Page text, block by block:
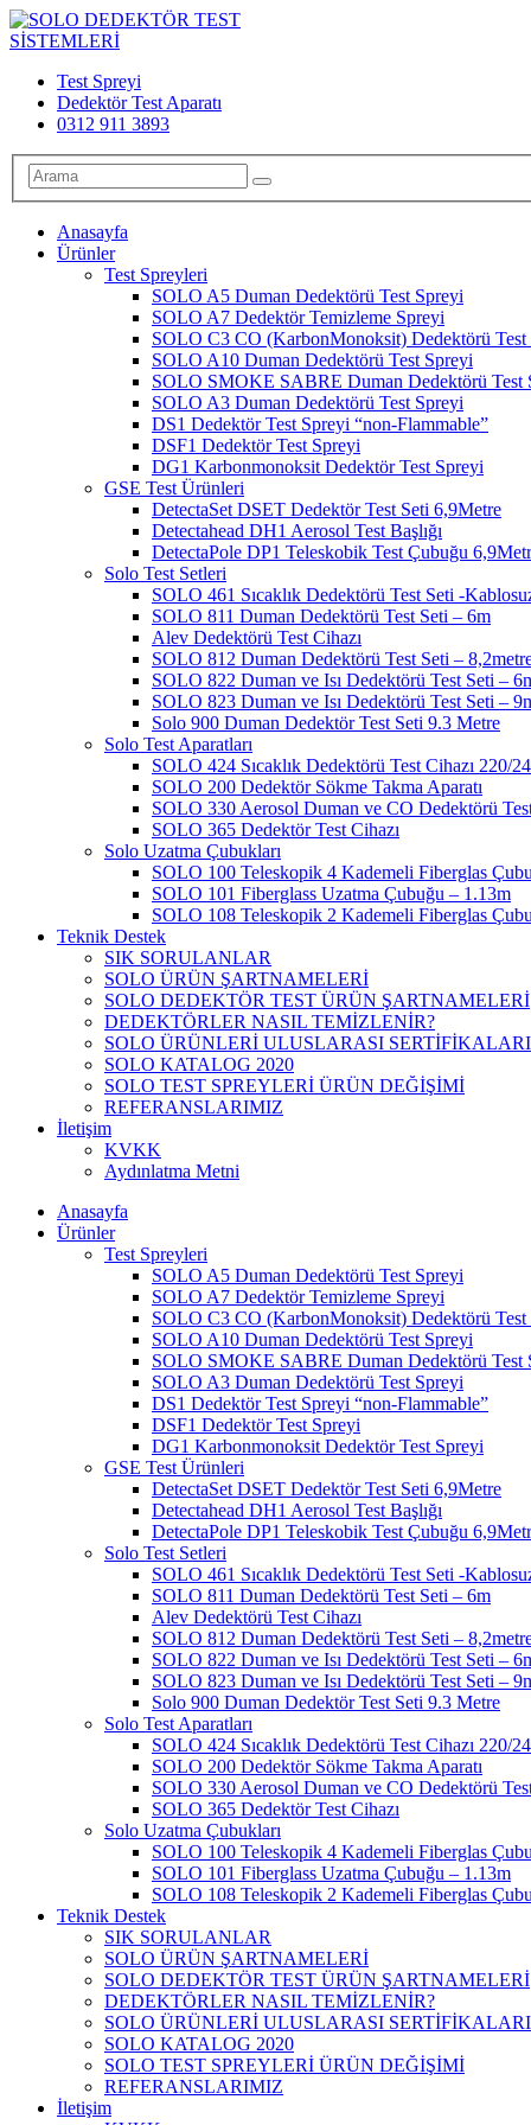
Test Spreyi
Dedektör Test Aparatı
0312 911 3893
Anasayfa
Ürünler
Test Spreyleri
SOLO A5 Duman Dedektörü Test Spreyi
SOLO A7 Dedektör Temizleme Spreyi
SOLO C3 CO (KarbonMonoksit) Dedektörü Test
SOLO A10 Duman Dedektörü Test Spreyi
SOLO SMOKE SABRE Duman Dedektörü Test
SOLO A3 Duman Dedektörü Test Spreyi
DS1 Dedektör Test Spreyi “non-Flammable”
DSF1 Dedektör Test Spreyi
DG1 Karbonmonoksit Dedektör Test Spreyi
GSE Test Ürünleri
DetectaSet DSET Dedektör Test Seti 6,9Metre
Detectahead DH1 Aerosol Test Başlığı
DetectaPole DP1 Teleskobik Test Çubuğu
Solo Test Setleri
SOLO 461 Sıcaklık Dedektörü Test Seti -
SOLO 811 Duman Dedektörü Test Seti – 6m
Alev Dedektörü Test Cihazı
SOLO 812 Duman Dedektörü Test Seti –
SOLO 822 Duman ve Isı Dedektörü Test Seti –
SOLO 823 Duman ve Isı Dedektörü Test Seti –
Solo 900 Duman Dedektör Test Seti 9.3 Metre
Solo Test Aparatları
SOLO 424 Sıcaklık Dedektörü Test Cihazı 220/
SOLO 200 Dedektör Sökme Takma Aparatı
SOLO 330 Aerosol Duman ve CO Dedektörü
SOLO 365 Dedektör Test Cihazı
Solo Uzatma Çubukları
SOLO 100 Teleskopik 4 Kademeli Fiberglas
SOLO 101 Fiberglass Uzatma Çubuğu – 1.13m
SOLO 108 Teleskopik 2 Kademeli Fiberglas
Teknik Destek
SIK SORULANLAR
SOLO ÜRÜN ŞARTNAMELERİ
SOLO DEDEKTÖR TEST ÜRÜN ŞARTNAMELERİ
DEDEKTÖRLER NASIL TEMİZLENİR?
SOLO ÜRÜNLERİ ULUSLARASI SERTİFİKALARI
SOLO KATALOG 2020
SOLO TEST SPREYLERİ ÜRÜN DEĞİŞİMİ
REFERANSLARIMIZ
İletişim
KVKK
Aydınlatma Metni
Anasayfa
Ürünler
Test Spreyleri
SOLO A5 Duman Dedektörü Test Spreyi
SOLO A7 Dedektör Temizleme Spreyi
SOLO C3 CO (KarbonMonoksit) Dedektörü Test
SOLO A10 Duman Dedektörü Test Spreyi
SOLO SMOKE SABRE Duman Dedektörü Test
SOLO A3 Duman Dedektörü Test Spreyi
DS1 Dedektör Test Spreyi “non-Flammable”
DSF1 Dedektör Test Spreyi
DG1 Karbonmonoksit Dedektör Test Spreyi
GSE Test Ürünleri
DetectaSet DSET Dedektör Test Seti 6,9Metre
Detectahead DH1 Aerosol Test Başlığı
DetectaPole DP1 Teleskobik Test Çubuğu
Solo Test Setleri
SOLO 461 Sıcaklık Dedektörü Test Seti -
SOLO 811 Duman Dedektörü Test Seti – 6m
Alev Dedektörü Test Cihazı
SOLO 812 Duman Dedektörü Test Seti –
SOLO 822 Duman ve Isı Dedektörü Test Seti –
SOLO 823 Duman ve Isı Dedektörü Test Seti –
Solo 900 Duman Dedektör Test Seti 9.3 Metre
Solo Test Aparatları
SOLO 424 Sıcaklık Dedektörü Test Cihazı 220/
SOLO 200 Dedektör Sökme Takma Aparatı
SOLO 330 Aerosol Duman ve CO Dedektörü
SOLO 365 Dedektör Test Cihazı
Solo Uzatma Çubukları
SOLO 100 Teleskopik 4 Kademeli Fiberglas
SOLO 101 Fiberglass Uzatma Çubuğu – 1.13m
SOLO 108 Teleskopik 2 Kademeli Fiberglas
Teknik Destek
SIK SORULANLAR
SOLO ÜRÜN ŞARTNAMELERİ
SOLO DEDEKTÖR TEST ÜRÜN ŞARTNAMELERİ
DEDEKTÖRLER NASIL TEMİZLENİR?
SOLO ÜRÜNLERİ ULUSLARASI SERTİFİKALARI
SOLO KATALOG 2020
SOLO TEST SPREYLERİ ÜRÜN DEĞİŞİMİ
REFERANSLARIMIZ
İletişim